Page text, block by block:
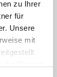
zu Ihrer
für
Unsere
mit